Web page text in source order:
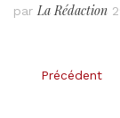
par La Rédaction
Pagination
Précédent